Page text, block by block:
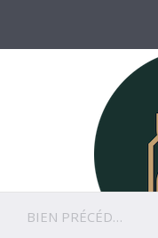
BIEN PRÉCÉDENT